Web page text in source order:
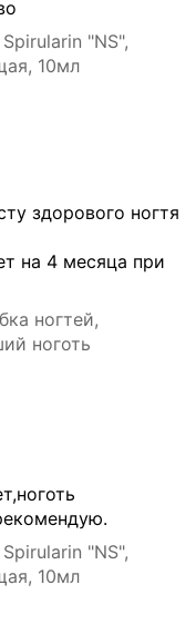
"NS",
10мл
здорового ногтя
на 4 месяца при
ногтей,
ноготь
"NS",
10мл